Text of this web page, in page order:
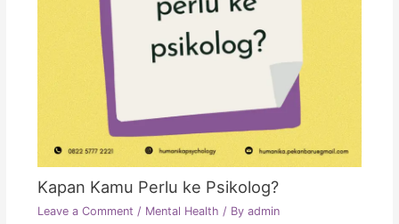
Kapan Kamu Perlu ke Psikolog?
Leave a Comment / Mental Health / By admin